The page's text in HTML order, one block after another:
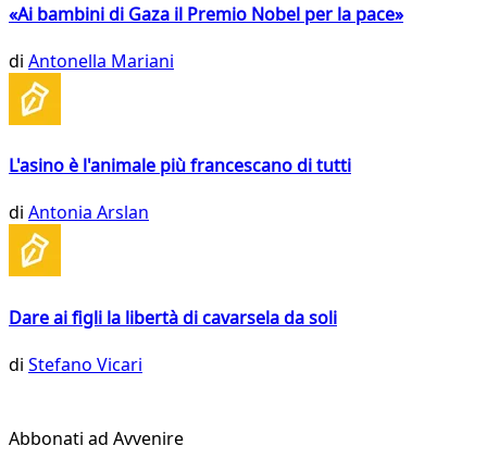
«Ai bambini di Gaza il Premio Nobel per la pace»
di Antonella Mariani
L'asino è l'animale più francescano di tutti
di Antonia Arslan
Dare ai figli la libertà di cavarsela da soli
di Stefano Vicari
Abbonati ad Avvenire